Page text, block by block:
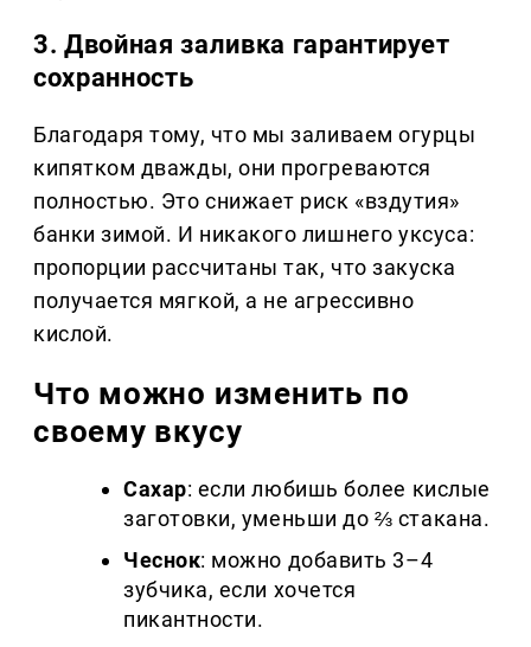
3. Двойная заливка гарантирует
сохранность
Благодаря тому, что мы заливаем огурцы
кипятком дважды, они прогреваются
полностью. Это снижает риск «вздутия»
банки зимой. И никакого лишнего уксуса:
пропорции рассчитаны так, что закуска
получается мягкой, а не агрессивно
кислой.
Что можно изменить по
своему вкусу
Сахар: если любишь более кислые
заготовки, уменьши до ⅔ стакана.
Чеснок: можно добавить 3–4
зубчика, если хочется
пикантности.